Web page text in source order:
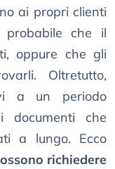
ai propri clienti
che il
oppure che gli
Oltretutto,
a un periodo
che
a lungo. Ecco
richiedere